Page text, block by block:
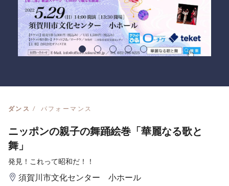
ダンス パフォーマンス
ニッポンの親子の舞踊絵巻「華麗なる歌と
舞」
発見！これって昭和だ！！
須賀川市文化センター 小ホール